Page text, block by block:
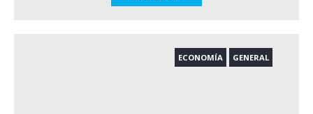
ECONOMÍA GENERAL